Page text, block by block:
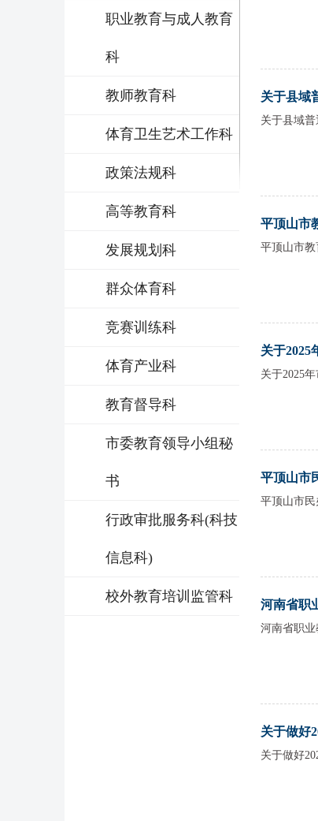
职业教育与成人教育
科
教师教育科
体育卫生艺术工作科
政策法规科
高等教育科
发展规划科
群众体育科
竞赛训练科
体育产业科
教育督导科
市委教育领导小组秘
书
行政审批服务科(科技
信息科)
校外教育培训监管科
关于县域
关于县域
平顶山市
平顶山市
关于2025
关于2025
平顶山市
平顶山市民
河南省职
河南省职业
关于做好
关于做好